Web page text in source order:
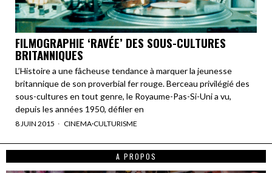
FILMOGRAPHIE ‘RAVÉE’ DES SOUS-CULTURES
BRITANNIQUES
L’Histoire a une fâcheuse tendance à marquer la jeunesse
britannique de son proverbial fer rouge. Berceau privilégié des
sous-cultures en tout genre, le Royaume-Pas-Si-Uni a vu,
depuis les années 1950, défiler en
8 JUIN 2015 CINEMA·CULTURISME
A PROPOS